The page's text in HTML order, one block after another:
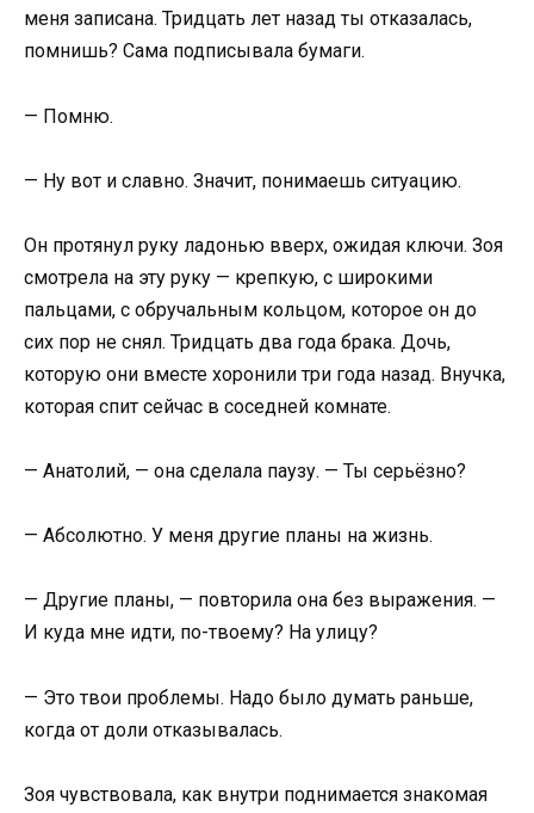
меня записана. Тридцать лет назад ты отказалась,
помнишь? Сама подписывала бумаги.
— Помню.
— Ну вот и славно. Значит, понимаешь ситуацию.
Он протянул руку ладонью вверх, ожидая ключи. Зоя
смотрела на эту руку — крепкую, с широкими
пальцами, с обручальным кольцом, которое он до
сих пор не снял. Тридцать два года брака. Дочь,
которую они вместе хоронили три года назад. Внучка,
которая спит сейчас в соседней комнате.
— Анатолий, — она сделала паузу. — Ты серьёзно?
— Абсолютно. У меня другие планы на жизнь.
— Другие планы, — повторила она без выражения. —
И куда мне идти, по-твоему? На улицу?
— Это твои проблемы. Надо было думать раньше,
когда от доли отказывалась.
Зоя чувствовала, как внутри поднимается знакомая